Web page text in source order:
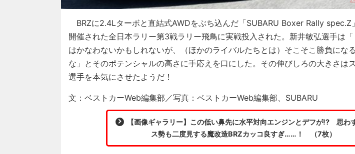
BRZに2.4Lターボと直結式AWDをぶち込んだ「SUBARU Boxer Rally spec.Z
開催された全日本ラリー第3戦ラリー飛鳥に実戦投入された。新井敏弘選手は
はかなわないかもしれないが、（ほかのライバルたちとは）そこそこ勝負にな
な」とそのポテンシャルの高さに手応えを口にした。その伸びしろの大きさは
選手を本気にさせたようだ！
文：ベストカーWeb編集部／写真：ベストカーWeb編集部、SUBARU
【画像ギャラリー】この低い鼻先に水平対向エンジンとデフが!? 思わ
ス勢も二度見する魔改造BRZカッコ良すぎ……！ （7枚）